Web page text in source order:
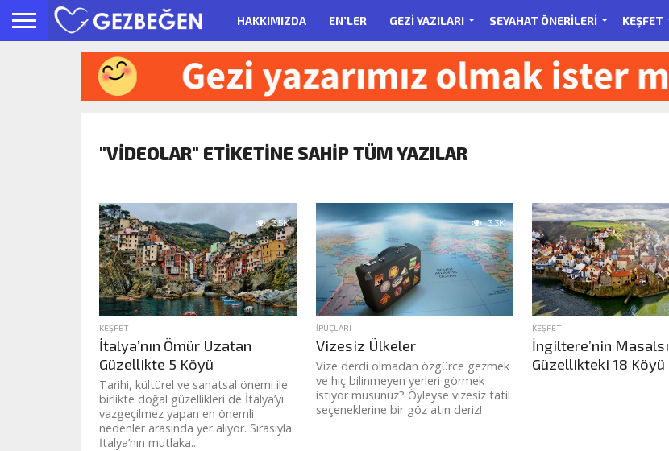
HAKKIMIZDA EN’LER GEZI YAZILARI SEYAHAT ÖNERILERI KEŞFET
"VIDEOLAR" ETIKETINE SAHIP TÜM YAZILAR
3.5K
KEŞFET
İtalya’nın Ömür Uzatan
Güzellikte 5 Köyü
Tarihi, kültürel ve sanatsal önemi ile
birlikte doğal güzellikleri de İtalya’yı
vazgeçilmez yapan en önemli
nedenler arasında yer alıyor. Sırasıyla
İtalya’nın mutlaka...
3.3K
İPUÇLARI
Vizesiz Ülkeler
Vize derdi olmadan özgürce gezmek
ve hiç bilinmeyen yerleri görmek
istiyor musunuz? Öyleyse vizesiz tatil
seçeneklerine bir göz atın deriz!
KEŞFET
İngiltere’nin Masalsı
Güzellikteki 18 Köyü